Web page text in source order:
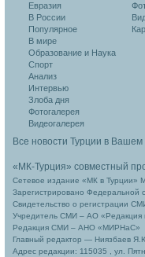
Евразия
В России
Популярное
В мире
Образование и Наука
Спорт
Анализ
Интервью
Злоба дня
Фотогалерея
Видеогалерея
Все новости Турции в
«МК-Турция» совместный
Сетевое издание «МК в Турции»
Зарегистрировано Федеральной
Свидетельство о регистрации
Учредитель СМИ – АО «Редакция
Редакция СМИ – АНО «МИРНаС»
Главный редактор — Ниязбаев
Адрес редакции: 115035 , ул.